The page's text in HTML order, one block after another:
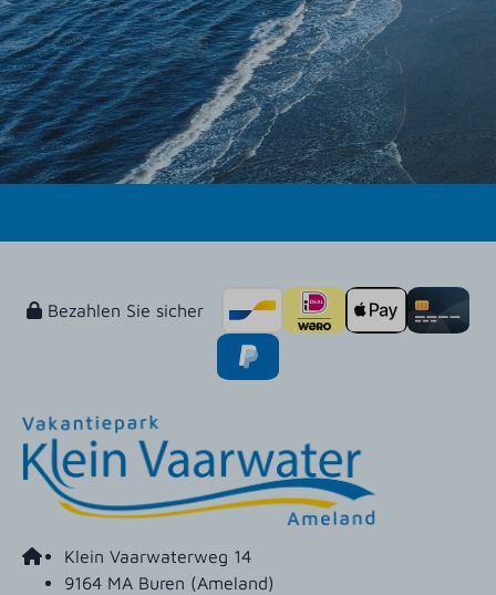
Bezahlen Sie sicher
Klein Vaarwaterweg 14
9164 MA Buren (Ameland)